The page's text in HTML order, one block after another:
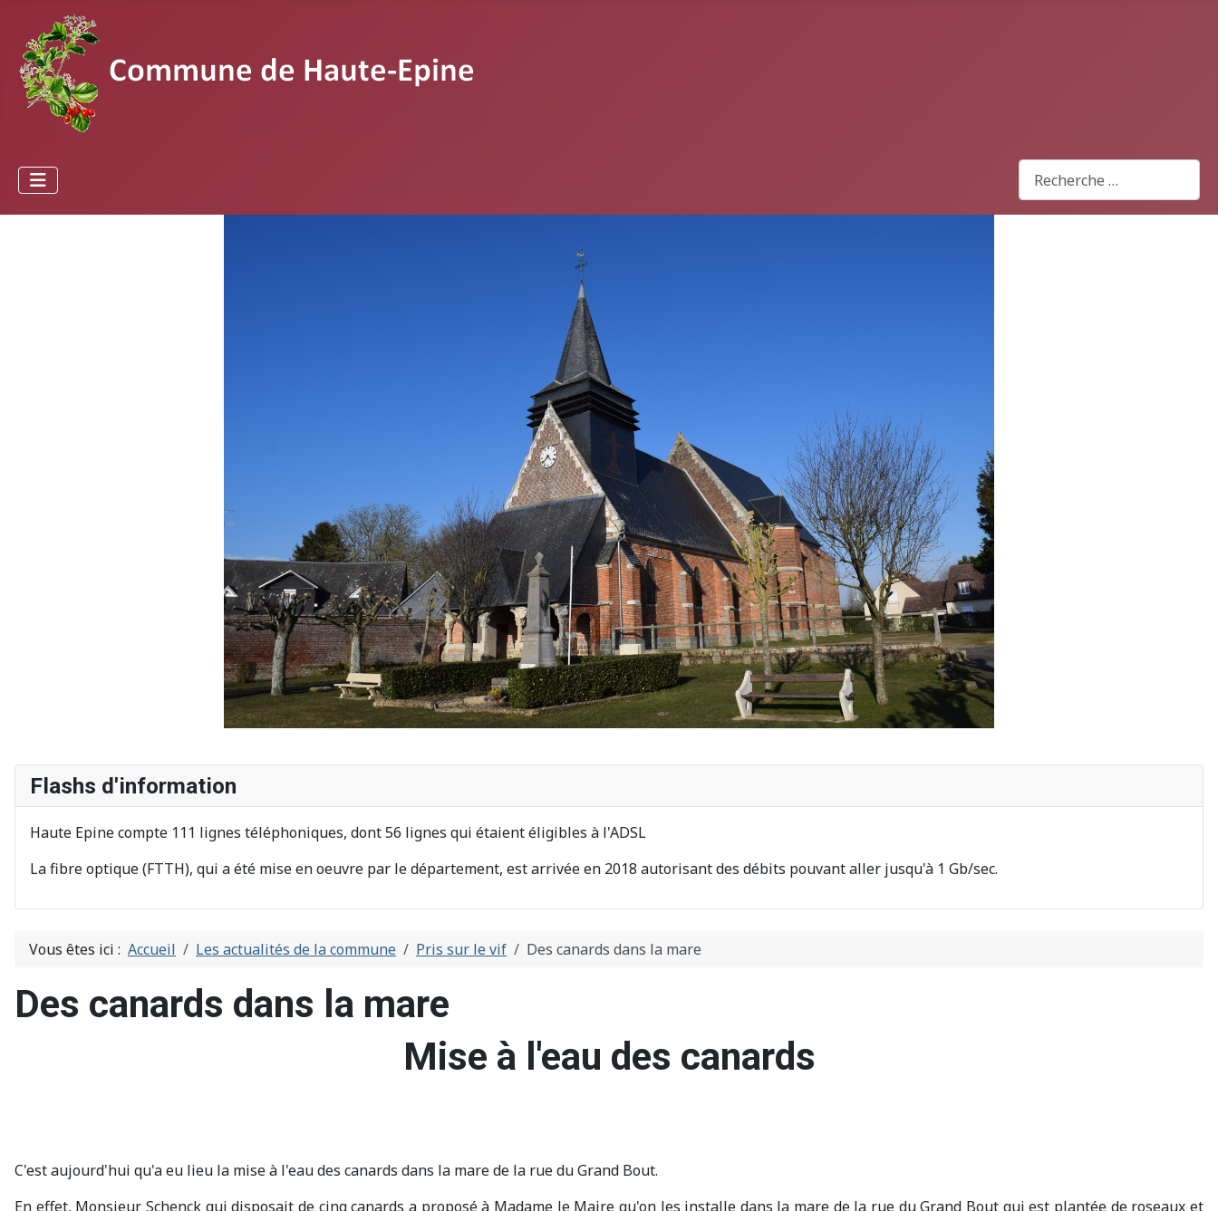
Rechercher
Type 2 or more characters
Flashs d'information
Haute Epine compte 111 lignes téléphoniques, dont 56 lignes qui étaient éligibles à l'ADSL
La fibre optique (FTTH), qui a été mise en oeuvre par le département, est arrivée en 2018 autorisant des débits pouvant aller jusqu'à 1 Gb/sec.
Vous êtes ici : Accueil Les actualités de la commune Pris sur le vif Des canards dans la mare
Des canards dans la mare
Mise à l'eau des canards
C'est aujourd'hui qu'a eu lieu la mise à l'eau des canards dans la mare de la rue du Grand Bout.
En effet, Monsieur Schenck qui disposait de cinq canards a proposé à Madame le Maire qu'on les installe dans la mare de la rue du Grand Bout qui est plantée de roseaux et